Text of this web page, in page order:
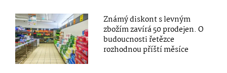
Známý diskont s levným
zbožím zavírá 50 prodejen. O
budoucnosti řetězce
rozhodnou příští měsíce